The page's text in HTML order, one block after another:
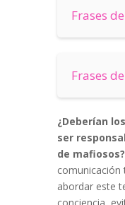
Frases
Frases
¿Deberían
ser
de mafiosos?
comunicación
abordar este